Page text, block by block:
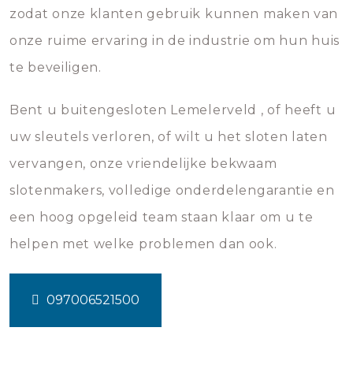
zodat onze klanten gebruik kunnen maken van
onze ruime ervaring in de industrie om hun huis
te beveiligen.
Bent u buitengesloten Lemelerveld , of heeft u
uw sleutels verloren, of wilt u het sloten laten
vervangen, onze vriendelijke bekwaam
slotenmakers, volledige onderdelengarantie en
een hoog opgeleid team staan klaar om u te
helpen met welke problemen dan ook.
097006521500